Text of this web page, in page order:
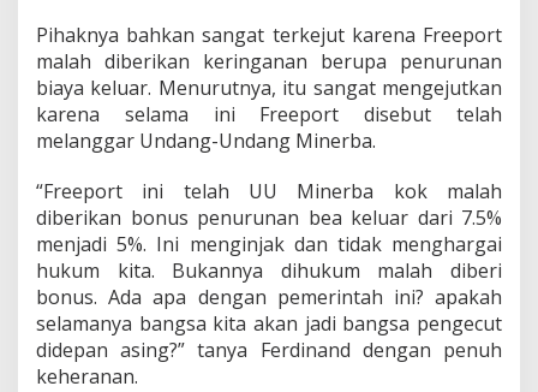
B
e
r
i
I
j
n
F
e
e
p
o
r
t
Pihaknya bahkan sangat terkejut karena Freeport
malah diberikan keringanan berupa penurunan
biaya keluar. Menurutnya, itu sangat mengejutkan
karena selama ini Freeport disebut telah
melanggar Undang-Undang Minerba.
“Freeport ini telah UU Minerba kok malah
diberikan bonus penurunan bea keluar dari 7.5%
menjadi 5%. Ini menginjak dan tidak menghargai
hukum kita. Bukannya dihukum malah diberi
bonus. Ada apa dengan pemerintah ini? apakah
selamanya bangsa kita akan jadi bangsa pengecut
didepan asing?” tanya Ferdinand dengan penuh
keheranan.